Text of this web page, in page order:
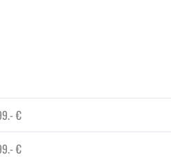
€
€